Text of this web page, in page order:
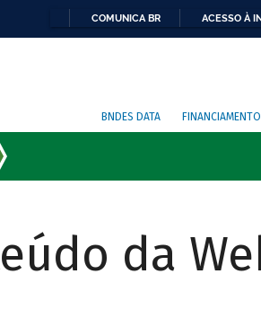
COMUNICA BR ACESSO À
BNDES DATA
da